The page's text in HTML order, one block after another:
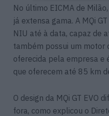
No último EICMA de
já extensa gama. A MQi
NIU até à data, capaz de
também possui um motor
oferecida pela empresa e
que oferecem até 85 km
O design da MQi GT EVO
fora, como explicou o